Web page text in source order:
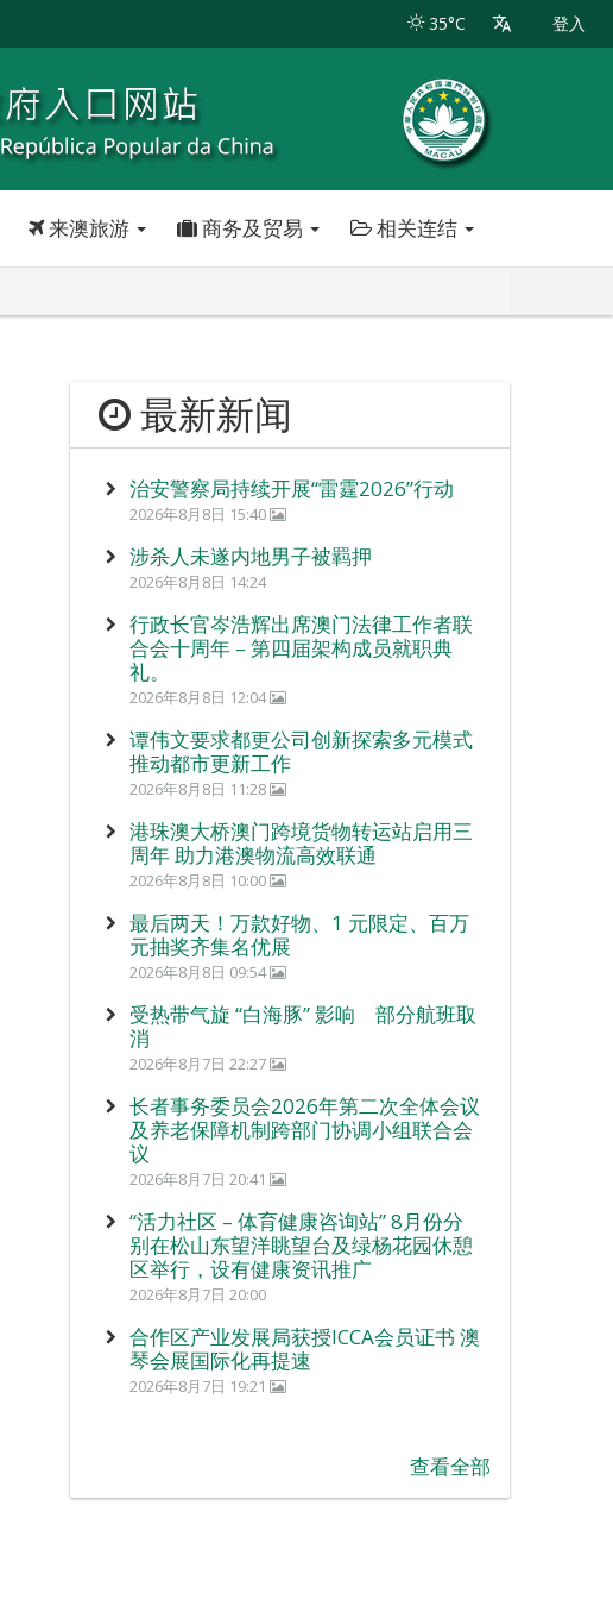
35°C 登入
来澳旅游 商务及贸易 相关连结
最新新闻
治安警察局持续开展“雷霆2026”行动
2026年8月8日 15:40
涉杀人未遂内地男子被羁押
2026年8月8日 14:24
行政长官岑浩辉出席澳门法律工作者联
合会十周年 – 第四届架构成员就职典
礼。
2026年8月8日 12:04
谭伟文要求都更公司创新探索多元模式
推动都市更新工作
2026年8月8日 11:28
港珠澳大桥澳门跨境货物转运站启用三
周年 助力港澳物流高效联通
2026年8月8日 10:00
最后两天！万款好物、1 元限定、百万
元抽奖齐集名优展
2026年8月8日 09:54
受热带气旋 “白海豚” 影响 部分航班取
消
2026年8月7日 22:27
长者事务委员会2026年第二次全体会议
及养老保障机制跨部门协调小组联合会
议
2026年8月7日 20:41
“活力社区 – 体育健康咨询站” 8月份分
别在松山东望洋眺望台及绿杨花园休憩
区举行，设有健康资讯推广
2026年8月7日 20:00
合作区产业发展局获授ICCA会员证书 澳
琴会展国际化再提速
2026年8月7日 19:21
查看全部